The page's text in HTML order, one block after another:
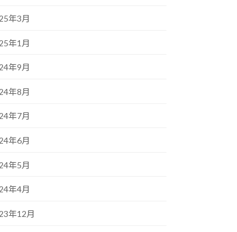
年3月
年1月
年9月
年8月
年7月
年6月
年5月
年4月
年12月